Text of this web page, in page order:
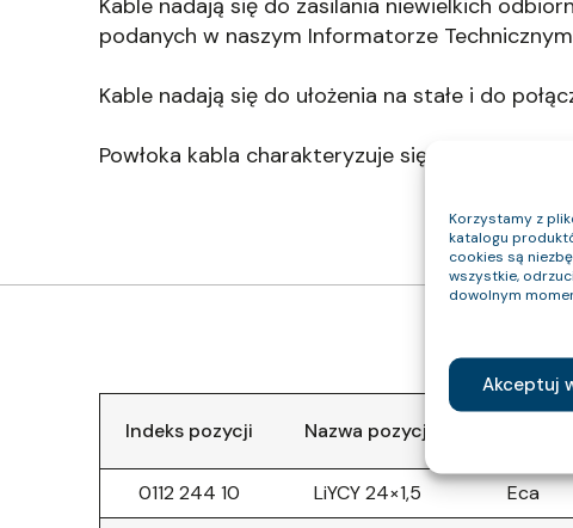
Korzystamy z
katalogu
cookies są
wszystkie,
dowolnym
Akceptuj
Kable nadają się do zasilania niewielkich
podanych w naszym Informatorze
Kable nadają się do ułożenia na stałe i do
Powłoka kabla charakteryzuje się dobrą
Indeks pozycji Nazwa pozycji
0112 244 10 LiYCY 24×1,5 Eca